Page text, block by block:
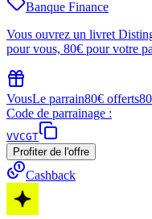
Banque Finance
Vous ouvrez un livret
pour vous, 80€ pour votre
VousLe parrain80€ offerts
Code de parrainage :
VVCGT
Profiter de l'offre
Cashback